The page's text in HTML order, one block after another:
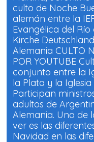
culto de Noche
alemán entre la
Evangélica del
Kirche
Alemania CULTO
POR YOUTUBE
conjunto entre la
la Plata y la
Participan
adultos de
Alemania. Uno de
ver es las
Navidad en las